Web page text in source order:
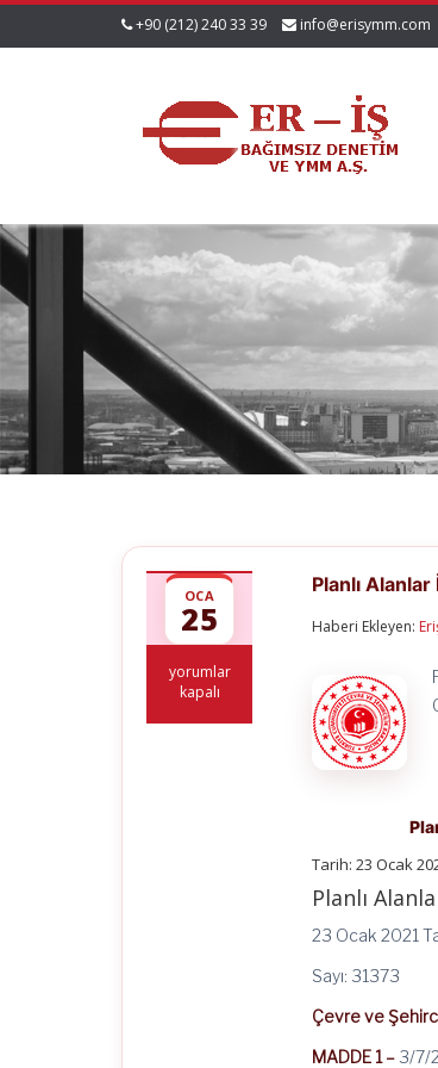
+90 (212) 240 33 39 info@erisymm.com
OCA
25
Planlı
Alanlar
yorumlar
kapalı
Planlı
Haberi Ekleyen:
Tarih: 23 Ocak
Planlı
23 Ocak 2021
Sayı: 31373
Çevre ve
MADDE 1 – 3/7/